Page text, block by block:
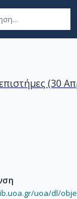
(30
uoa/dl/